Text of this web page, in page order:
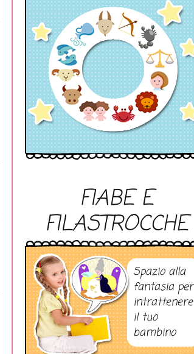
FIABE E
FILASTROCCHE
Spazio alla
fantasia per
intrattenere
il tuo
bambino